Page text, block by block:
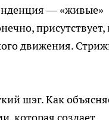
— «живые»
присутствует,
движения.
шэг. Как